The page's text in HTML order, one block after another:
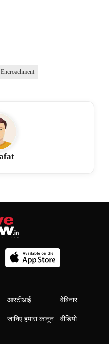
Encroachment
आरटीआई
जानिए हमारा कानून
वेबिनार
वीडियो